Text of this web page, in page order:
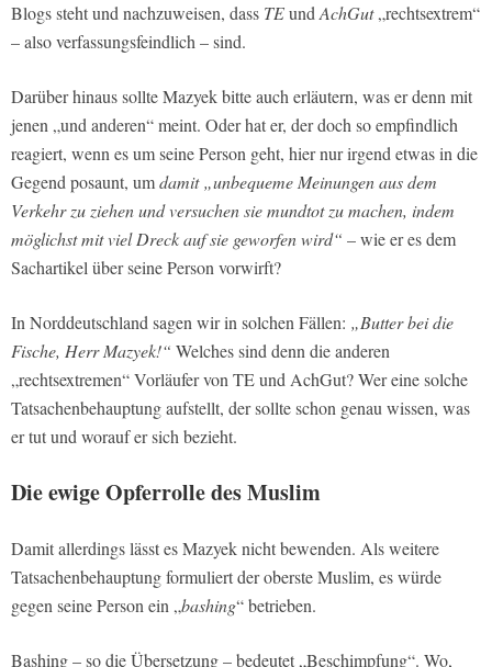
Blogs steht und nachzuweisen, dass TEundAchGut„rechtsextrem“
– also verfassungsfeindlich – sind.
Darüber hinaus sollte Mazyek bitte auch erläutern, was er denn mit
jenen „und anderen“ meint. Oder hat er, der doch so empfindlich
reagiert, wenn es um seine Person geht, hier nur irgend etwas in die
Gegend posaunt, umdamit „unbequeme Meinungen aus dem
Verkehr zu ziehen und versuchen sie mundtot zu machen, indem
möglichst mit viel Dreck auf sie geworfen wird“ – wie er es dem
Sachartikel über seine Person vorwirft?
In Norddeutschland sagen wir in solchen Fällen: „Butter bei die
Fische, Herr Mazyek!“ Welches sind denn die anderen
„rechtsextremen“ Vorläufer von TE und AchGut? Wer eine solche
Tatsachenbehauptung aufstellt, der sollte schon genau wissen, was
er tut und worauf er sich bezieht.
Die ewige Opferrolle des Muslim
Damit allerdings lässt es Mazyek nicht bewenden. Als weitere
Tatsachenbehauptung formuliert der oberste Muslim, es würde
gegen seine Person ein „bashing“ betrieben.
Bashing – so die Übersetzung – bedeutet „Beschimpfung“. Wo,